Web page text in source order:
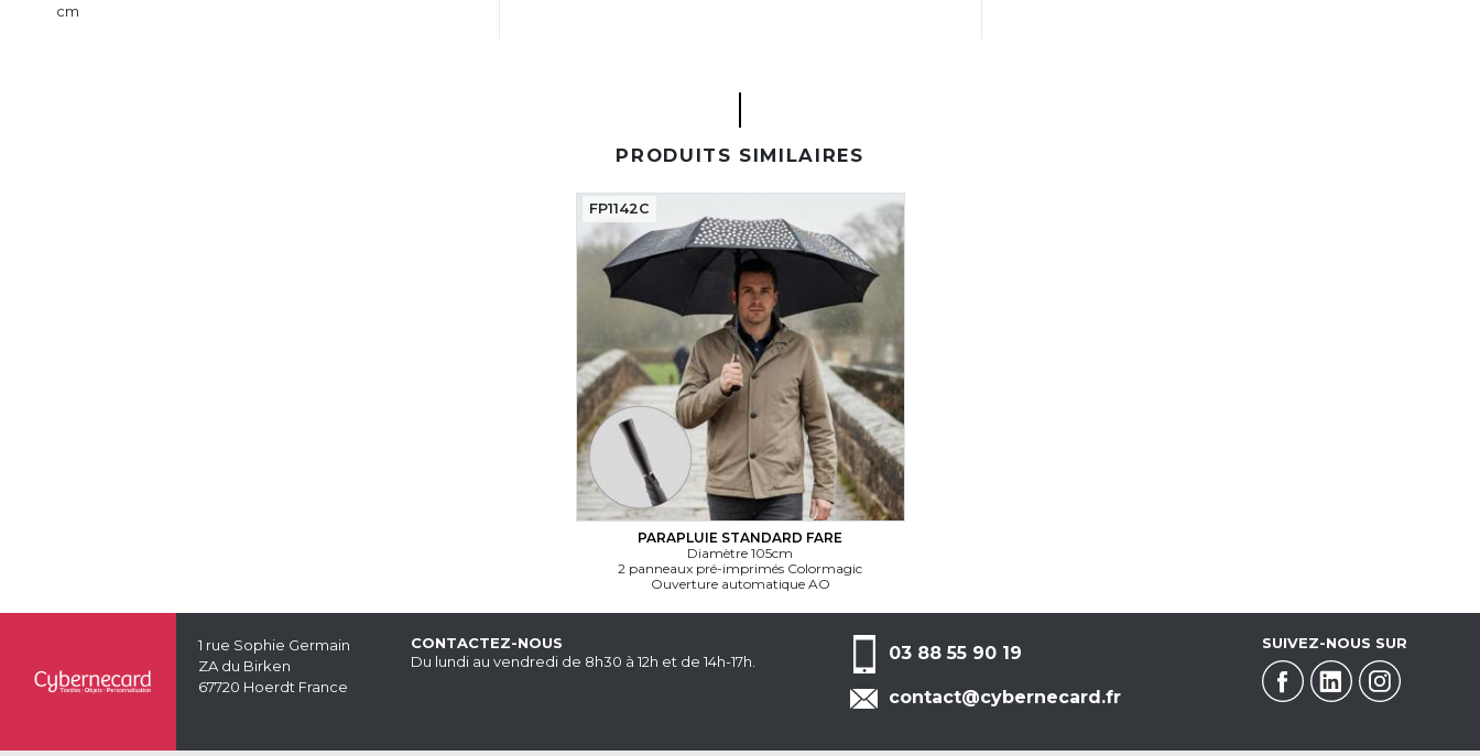
cm
PRODUITS SIMILAIRES
PARAPLUIE STANDARD FARE
Diamètre 105cm
2 panneaux pré-imprimés Colormagic
Ouverture automatique AO
FP1142C
1 rue Sophie Germain
ZA du Birken
67720 Hoerdt France
CONTACTEZ-NOUS
Du lundi au vendredi de 8h30 à 12h et de 14h-17h.
03 88 55 90 19
contact@cybernecard.fr
SUIVEZ-NOUS SUR